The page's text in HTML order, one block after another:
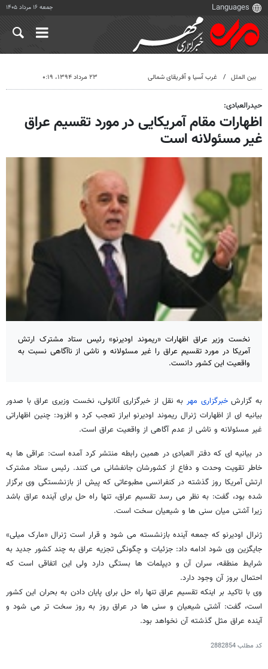
جمعه ۱۶ مرداد ۱۴۰۵
بین الملل غرب آسیا و آفریقای شمالی ۲۳ مرداد ۱۳۹۴، ۰:۱۹
حیدرالعبادی:
اظهارات مقام آمریکایی در مورد تقسیم عراق
غیر مسئولانه است
نخست وزیر عراق اظهارات «ریموند اودیرنو» رئیس ستاد مشترک ارتش
آمریکا در مورد تقسیم عراق را غیر مسئولانه و ناشی از ناآگاهی نسبت به
واقعیت این کشور دانست.
به گزارشخبرگزاری مهر به نقل از خبرگزاری آناتولی، نخست وزیری عراق با صدور
بیانیه ای از اظهارات ژنرال ریموند اودیرنو ابراز تعجب کرد و افزود: چنین اظهاراتی
غیر مسئولانه و ناشی از عدم آگاهی از واقعیت عراق است.
در بیانیه ای که دفتر العبادی در همین رابطه منتشر کرد آمده است: عراقی ها به
خاطر تقویت وحدت و دفاع از کشورشان جانفشانی می کنند. رئیس ستاد مشترک
ارتش آمریکا روز گذشته در کنفرانسی مطبوعاتی که پیش از بازنشستگی وی برگزار
شده بود، گفت: به نظر می رسد تقسیم عراق، تنها راه حل برای آینده عراق باشد
زیرا آشتی میان سنی ها و شیعیان سخت است.
ژنرال اودیرنو که جمعه آینده بازنشسته می شود و قرار است ژنرال «مارک میلی»
جایگزین وی شود ادامه داد: جزئیات و چگونگی تجزیه عراق به چند کشور جدید به
شرایط منطقه، سران آن و دیپلمات ها بستگی دارد ولی این اتفاقی است که
احتمال بروز آن وجود دارد.
وی با تاکید بر اینکه تقسیم عراق تنها راه حل برای پایان دادن به بحران این کشور
است، گفت: آشتی شیعیان و سنی ها در عراق روز به روز سخت تر می شود و
آینده عراق مثل گذشته آن نخواهد بود.
کد مطلب2882854